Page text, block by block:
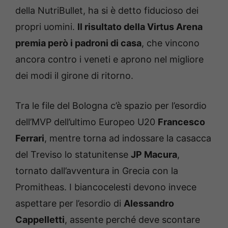
della NutriBullet, ha si è detto fiducioso dei
propri uomini. Il risultato della Virtus Arena
premia però i padroni di casa, che vincono
ancora contro i veneti e aprono nel migliore
dei modi il girone di ritorno.
Tra le file del Bologna c’è spazio per l’esordio
dell’MVP dell’ultimo Europeo U20 Francesco
Ferrari, mentre torna ad indossare la casacca
del Treviso lo statunitense JP Macura,
tornato dall’avventura in Grecia con la
Promitheas. I biancocelesti devono invece
aspettare per l’esordio di Alessandro
Cappelletti, assente perché deve scontare